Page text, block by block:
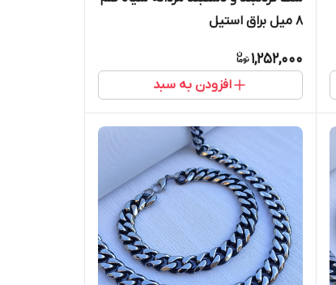
۸ میل براق استیل
1,252,000
افزودن به سبد